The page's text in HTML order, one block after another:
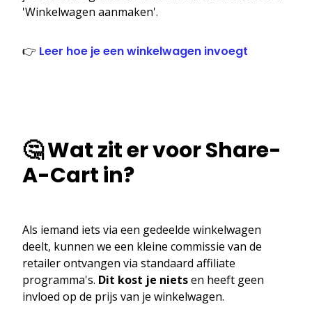
'Winkelwagen aanmaken'.
👉 Leer hoe je een winkelwagen invoegt
🤔 Wat zit er voor Share-
A-Cart in?
Als iemand iets via een gedeelde winkelwagen
deelt, kunnen we een kleine commissie van de
retailer ontvangen via standaard affiliate
programma's. Dit kost je nietsen heeft geen
invloed op de prijs van je winkelwagen.